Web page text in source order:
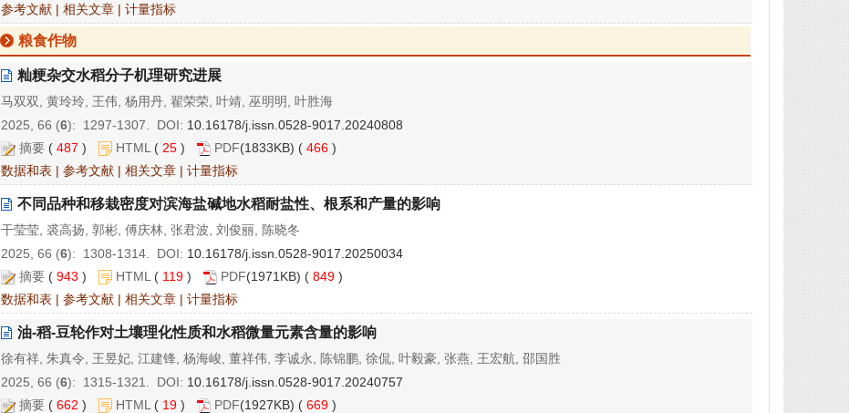
参考文献 | 相关文章 | 计量指标
粮食作物
籼粳杂交水稻分子机理研究进展
马双双, 黄玲玲, 王伟, 杨用丹, 翟荣荣, 叶靖, 巫明明, 叶胜海
2025, 66 (6): 1297-1307. DOI: 10.16178/j.issn.0528-9017.20240808
摘要 ( 487 ) HTML ( 25 ) PDF(1833KB) ( 466 )
数据和表 | 参考文献 | 相关文章 | 计量指标
不同品种和移栽密度对滨海盐碱地水稻耐盐性、根系和产量的影响
干莹莹, 裘高扬, 郭彬, 傅庆林, 张君波, 刘俊丽, 陈晓冬
2025, 66 (6): 1308-1314. DOI: 10.16178/j.issn.0528-9017.20250034
摘要 ( 943 ) HTML ( 119 ) PDF(1971KB) ( 849 )
数据和表 | 参考文献 | 相关文章 | 计量指标
油-稻-豆轮作对土壤理化性质和水稻微量元素含量的影响
徐有祥, 朱真令, 王昱妃, 江建锋, 杨海峻, 董祥伟, 李诚永, 陈锦鹏, 徐侃, 叶毅豪, 张燕, 王宏航, 邵国胜
2025, 66 (6): 1315-1321. DOI: 10.16178/j.issn.0528-9017.20240757
摘要 ( 662 ) HTML ( 19 ) PDF(1927KB) ( 669 )